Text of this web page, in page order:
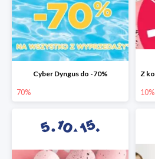
Cyber Dyngus do -70%
70% 10%